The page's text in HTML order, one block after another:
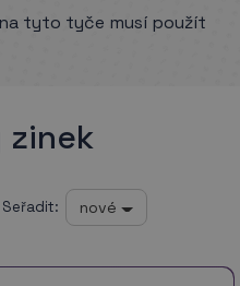
tyto tyče musí použít
zinek
Seřadit: nové